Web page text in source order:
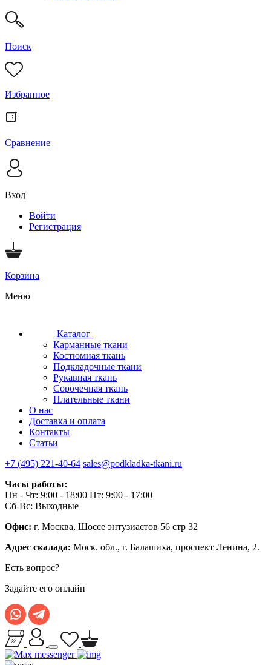
Поиск
Избранное
Сравнение
Вход
Войти
Регистрация
Корзина
Меню
Каталог
Карманные ткани
Костюмная ткань
Подкладочные ткани
Рукавная ткань
Сорочечная ткань
Плательные ткани
О нас
Доставка и оплата
Контакты
Статьи
+7 (495) 221-40-64 sales@podkladka-tkani.ru
Часы работы:
Пн - Чт: 9:00 - 18:00 Пт: 9:00 - 17:00
Сб-Вс: Выходные
Офис: г. Москва, Шоссе энтузиастов 56 стр 32
Адрес скалада: Моск. обл., г. Балашиха, проспект Ленина, 2.
Есть вопрос?
Задайте его онлайн